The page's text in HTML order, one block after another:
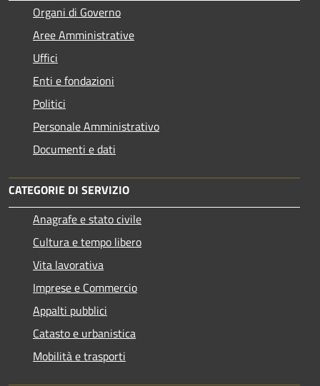
Organi di Governo
Aree Amministrative
Uffici
Enti e fondazioni
Politici
Personale Amministrativo
Documenti e dati
CATEGORIE DI SERVIZIO
Anagrafe e stato civile
Cultura e tempo libero
Vita lavorativa
Imprese e Commercio
Appalti pubblici
Catasto e urbanistica
Mobilità e trasporti